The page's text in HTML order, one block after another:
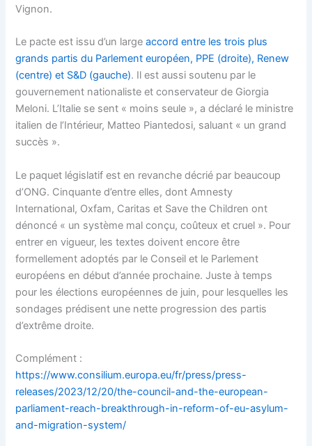
Vignon.
Le pacte est issu d’un largeaccord entre les trois plus
grands partis du Parlement européen, PPE (droite), Renew
(centre) et S&D (gauche). Il est aussi soutenu par le
gouvernement nationaliste et conservateur de Giorgia
Meloni. L’Italie se sent « moins seule », a déclaré le ministre
italien de l’Intérieur, Matteo Piantedosi, saluant « un grand
succès ».
Le paquet législatif est en revanche décrié par beaucoup
d’ONG. Cinquante d’entre elles, dont Amnesty
International, Oxfam, Caritas et Save the Children ont
dénoncé « un système mal conçu, coûteux et cruel ». Pour
entrer en vigueur, les textes doivent encore être
formellement adoptés par le Conseil et le Parlement
européens en début d’année prochaine. Juste à temps
pour les élections européennes de juin, pour lesquelles les
sondages prédisent une nette progression des partis
d’extrême droite.
Complément :
https://www.consilium.europa.eu/fr/press/press-
releases/2023/12/20/the-council-and-the-european-
parliament-reach-breakthrough-in-reform-of-eu-asylum-
and-migration-system/